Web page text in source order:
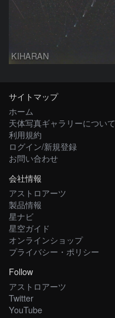
KIHARAN
サイトマップ
ホーム
天体写真ギャラリーについて
利用規約
ログイン/新規登録
お問い合わせ
会社情報
アストロアーツ
製品情報
星ナビ
星空ガイド
オンラインショップ
プライバシー・ポリシー
Follow
アストロアーツ
Twitter
YouTube